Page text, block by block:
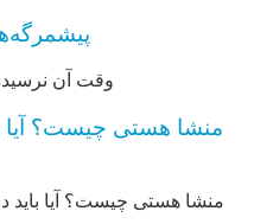
وقت آن
منشا هستی چیست؟ آیا
منشا هستی چیست؟ آیا باید